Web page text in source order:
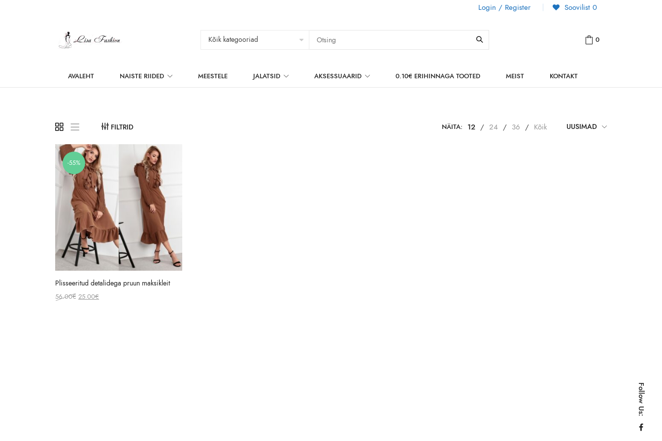
Login / Register Soovilist 0
0
AVALEHT NAISTE RIIDED MEESTELE JALATSID AKSESSUAARID 0.10€ ERIHINNAGA TOOTED MEIST KONTAKT
FILTRID NÄITA: 12 / 24 / 36 / Kõik UUSIMAD
-55%
Plisseeritud detalidega pruun maksikleit
56.00€ Original
25.00€
Follow Us: